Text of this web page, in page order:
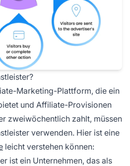
Marketing-Plattform, die ein
und Affiliate-Provisionen
zweiwöchentlich zahlt, müssen
verwenden. Hier ist eine
leicht verstehen können:
ist ein Unternehmen, das als